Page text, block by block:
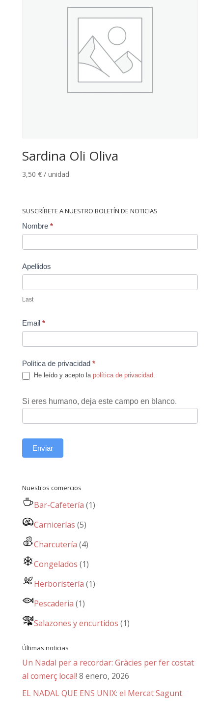
Sardina Oli Oliva
3,50 € / unidad
SUSCRÍBETE A NUESTRO BOLETÍN DE NOTICIAS
Contact
Nombre *
Apellidos
Last
Email *
Política de privacidad *
He leído y acepto la política de privacidad
Si eres humano, deja este campo en blanco.
Enviar
Nuestros comercios
Bar-Cafetería (1)
Carnicerías (5)
Charcutería (4)
Congelados (1)
Herboristería (1)
Pescaderia (1)
Salazones y encurtidos (1)
Últimas noticias
Un Nadal per a recordar: Gràcies per fer costat
al comerç local! 8 enero, 2026
EL NADAL QUE ENS UNIX: el Mercat Sagunt